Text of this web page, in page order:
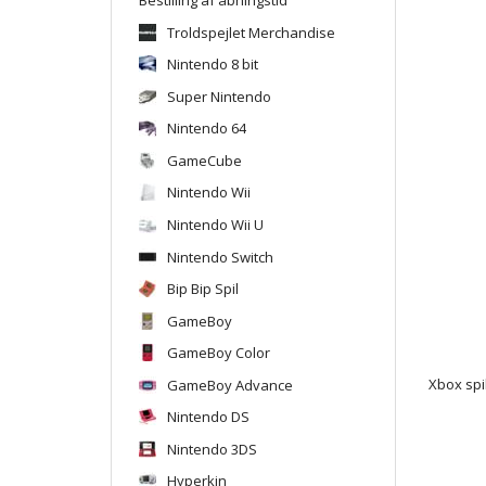
Troldspejlet Merchandise
Nintendo 8 bit
Super Nintendo
Nintendo 64
GameCube
Nintendo Wii
Nintendo Wii U
Nintendo Switch
Bip Bip Spil
GameBoy
GameBoy Color
GameBoy Advance
Nintendo DS
Nintendo 3DS
Hyperkin
Xbox